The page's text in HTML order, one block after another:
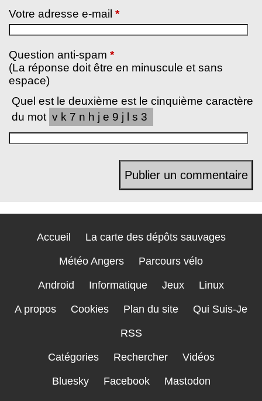
Votre adresse e-mail *
Question anti-spam *
(La réponse doit être en minuscule et sans
espace)
Quel est le deuxième est le cinquième caractère
du mot vk7nhje9jls3
Accueil La carte des dépôts sauvages
Météo Angers Parcours vélo
Android Informatique Jeux Linux
A propos Cookies Plan du site Qui Suis-Je
RSS
Catégories Rechercher Vidéos
Bluesky Facebook Mastodon